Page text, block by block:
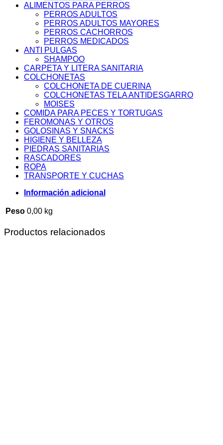
ALIMENTOS PARA PERROS
PERROS ADULTOS
PERROS ADULTOS MAYORES
PERROS CACHORROS
PERROS MEDICADOS
ANTI PULGAS
SHAMPOO
CARPETA Y LITERA SANITARIA
COLCHONETAS
COLCHONETA DE CUERINA
COLCHONETAS TELA ANTIDESGARRO
MOISES
COMIDA PARA PECES Y TORTUGAS
FEROMONAS Y OTROS
GOLOSINAS Y SNACKS
HIGIENE Y BELLEZA
PIEDRAS SANITARIAS
RASCADORES
ROPA
TRANSPORTE Y CUCHAS
Información adicional
Peso 0,00 kg
Productos relacionados